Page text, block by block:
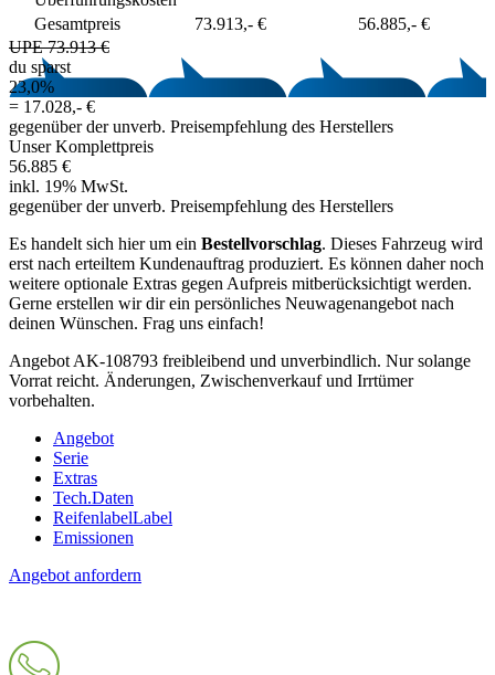
Gesamtpreis 73.913,- €
56.885,- €
UPE 73.913 €
du sparst
23,0%
= 17.028,- €
gegenüber der unverb. Preisempfehlung des Herstellers
Unser Komplettpreis
56.885 €
inkl. 19% MwSt.
gegenüber der unverb. Preisempfehlung des Herstellers
Es handelt sich hier um ein Bestellvorschlag. Dieses Fahrzeug wird
erst nach erteiltem Kundenauftrag produziert. Es können daher noch
weitere optionale Extras gegen Aufpreis mitberücksichtigt werden.
Gerne erstellen wir dir ein persönliches Neuwagenangebot nach
deinen Wünschen. Frag uns einfach!
Angebot AK-108793 freibleibend und unverbindlich. Nur solange
Vorrat reicht. Änderungen, Zwischenverkauf und Irrtümer
vorbehalten.
Angebot
Serie
Extras
Tech.Daten
ReifenlabelLabel
Emissionen
Angebot anfordern